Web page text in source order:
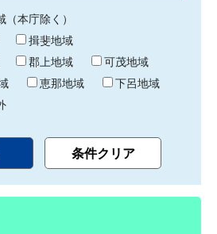
（本庁除く）
揖斐地域
郡上地域
可茂地域
恵那地域
下呂地域